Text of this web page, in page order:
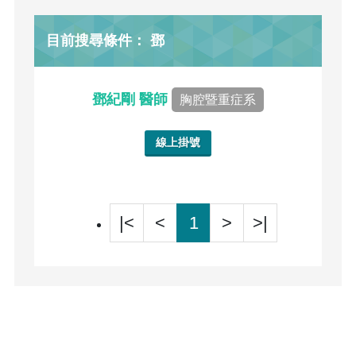
目前搜尋條件： 鄧
鄧紀剛 醫師 胸腔暨重症系
線上掛號
|< < 1 > >|